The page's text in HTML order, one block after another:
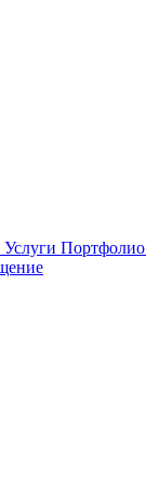
Услуги Портфолио